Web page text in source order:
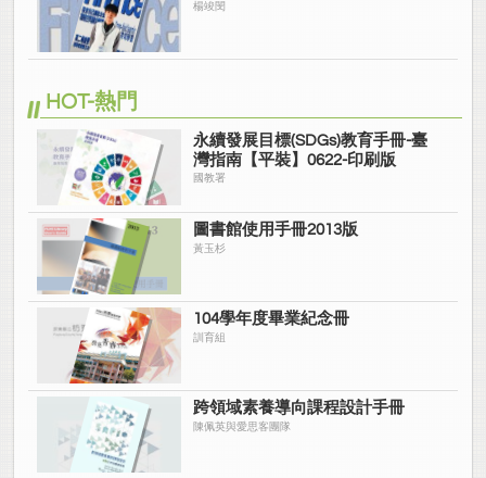
楊竣閔
HOT-熱門
永續發展目標(SDGs)教育手冊-臺
灣指南【平裝】0622-印刷版
國教署
圖書館使用手冊2013版
黃玉杉
104學年度畢業紀念冊
訓育組
跨領域素養導向課程設計手冊
陳佩英與愛思客團隊